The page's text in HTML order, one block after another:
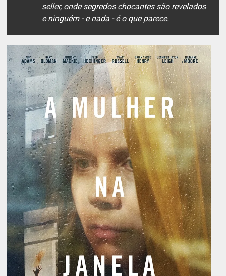
seller, onde segredos chocantes são revelados
e ninguém - e nada - é o que parece.